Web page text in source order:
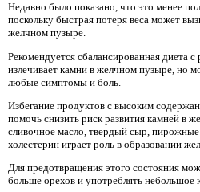
Недавно было показано, что это менее
поскольку быстрая потеря веса может
желчном пузыре.
Рекомендуется сбалансированная диета
излечивает камни в желчном пузыре, но
любые симптомы и боль.
Избегание продуктов с высоким
помочь снизить риск развития камней в
сливочное масло, твердый сыр, пирожные
холестерин играет роль в образовании
Для предотвращения этого состояния
больше орехов и употреблять небольшое